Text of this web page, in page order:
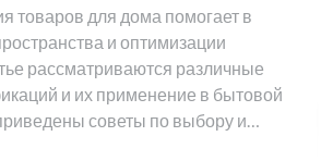
товаров для дома помогает в
и оптимизации
рассматриваются различные
и их применение в бытовой
советы по выбору и